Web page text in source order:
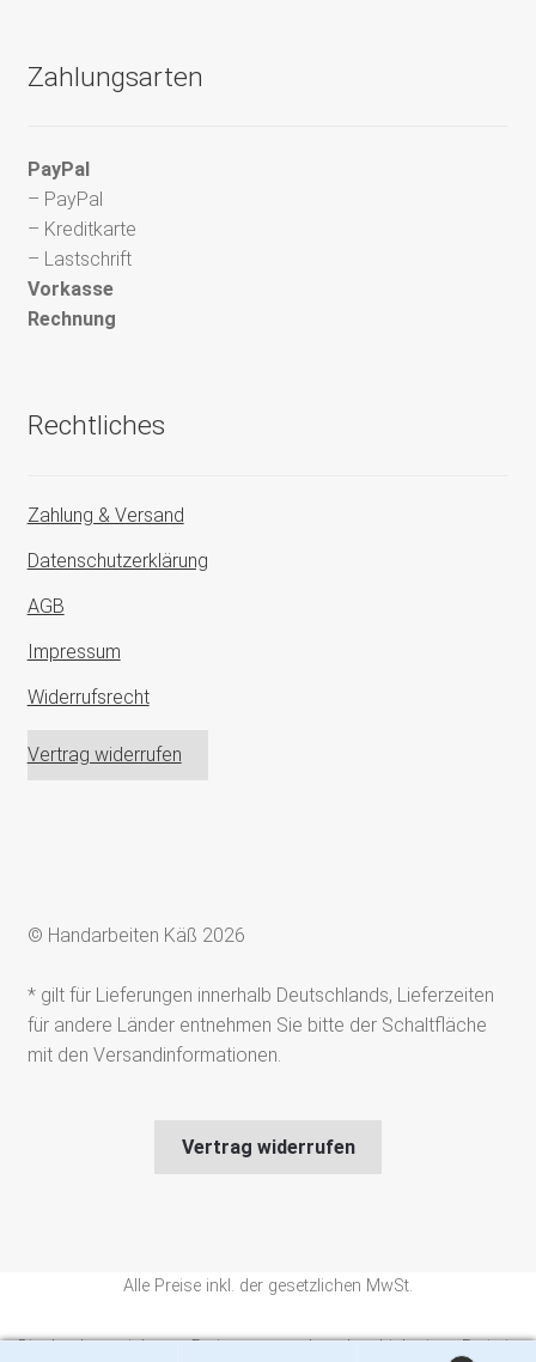
Zahlungsarten
PayPal
– PayPal
– Kreditkarte
– Lastschrift
Vorkasse
Rechnung
Rechtliches
Zahlung & Versand
Datenschutzerklärung
AGB
Impressum
Widerrufsrecht
Vertrag widerrufen
© Handarbeiten Käß 2026
* gilt für Lieferungen innerhalb Deutschlands, Lieferzeiten
für andere Länder entnehmen Sie bitte der Schaltfläche
mit den Versandinformationen.
Vertrag widerrufen
Alle Preise inkl. der gesetzlichen MwSt.
Die durchgestrichenen Preise entsprechen dem bisherigen Preis in